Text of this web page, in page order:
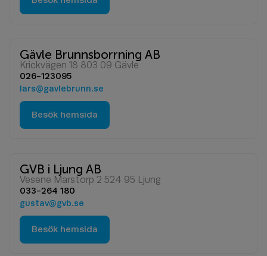
Gävle Brunnsborrning AB
Krickvägen 18 803 09 Gävle
026-123095
lars@gavlebrunn.se
Besök hemsida
GVB i Ljung AB
Vesene Marstorp 2 524 95 Ljung
033-264 180
gustav@gvb.se
Besök hemsida